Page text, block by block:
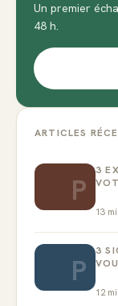
Un premier
48 h.
ARTICLES
P
3
13
P
3
12